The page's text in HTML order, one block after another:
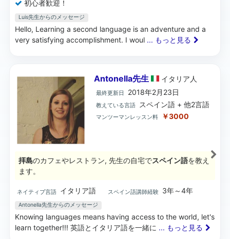
初心者歓迎！
Luis先生からのメッセージ
Hello, Learning a second language is an adventure and a
very satisfying accomplishment. I woul ... もっと見る
Antonella先生 イタリア 人
最終更新日 2018年2月23日
教えている言語 スペイン語 + 他2言語
マンツーマンレッスン料 ￥3000
拝島のカフェやレストラン, 先生の自宅でスペイン語を教え
ます。
ネイティブ言語 イタリア語 スペイン語講師経験 3年～4年
Antonella先生からのメッセージ
Knowing languages means having access to the world, let's
learn together!!! 英語とイタリア語を一緒に ... もっと見る